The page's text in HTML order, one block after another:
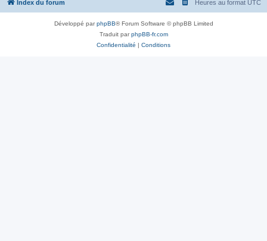
Index du forum Heures au format UTC
Développé parphpBB® Forum Software © phpBB Limited
Traduit parphpBB-fr.com
Confidentialité | Conditions